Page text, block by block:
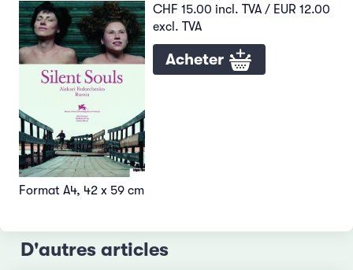
CHF 15.00 incl. TVA / EUR 12.00
excl. TVA
Acheter
Format A4, 42 x 59 cm
D'autres articles